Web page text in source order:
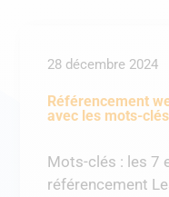
Référencement
avec les mots-clés
28 décembre 2024
Mots-clés : les 7
référencement